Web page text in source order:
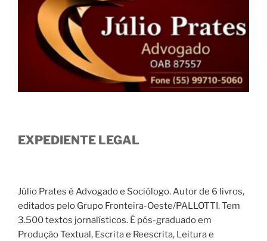
EXPEDIENTE LEGAL
Júlio Prates é Advogado e Sociólogo. Autor de 6 livros,
editados pelo Grupo Fronteira-Oeste/PALLOTTI. Tem
3.500 textos jornalísticos. É pós-graduado em
Produção Textual, Escrita e Reescrita, Leitura e